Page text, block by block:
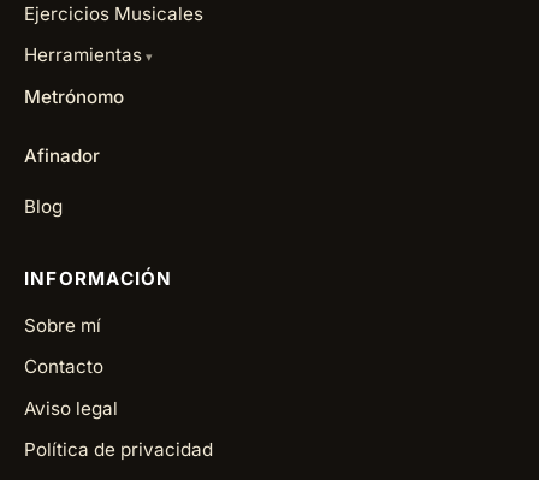
Ejercicios Musicales
Herramientas
Metrónomo
Afinador
Blog
INFORMACIÓN
Sobre mí
Contacto
Aviso legal
Política de privacidad